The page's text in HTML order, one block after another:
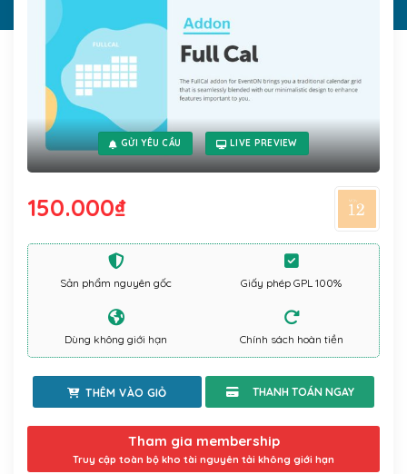
GỬI YÊU CẦU LIVE PREVIEW
150.000₫
Sản phẩm nguyên gốc Giấy phép GPL 100%
Dùng không giới hạn Chính sách hoàn tiền
THÊM VÀO GIỎ
Tham gia membership
Truy cập toàn bộ kho tài nguyên tải không giới hạn